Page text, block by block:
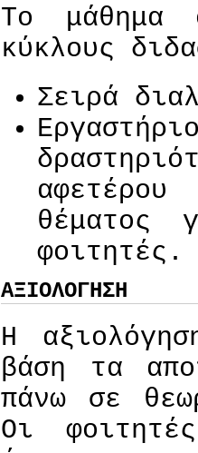
Το μάθημα
κύκλους
Σειρά
θέματος
φοιτητές.
ΑΞΙΟΛΟΓΗΣΗ
Η
βάση τα
πάνω σε
Οι